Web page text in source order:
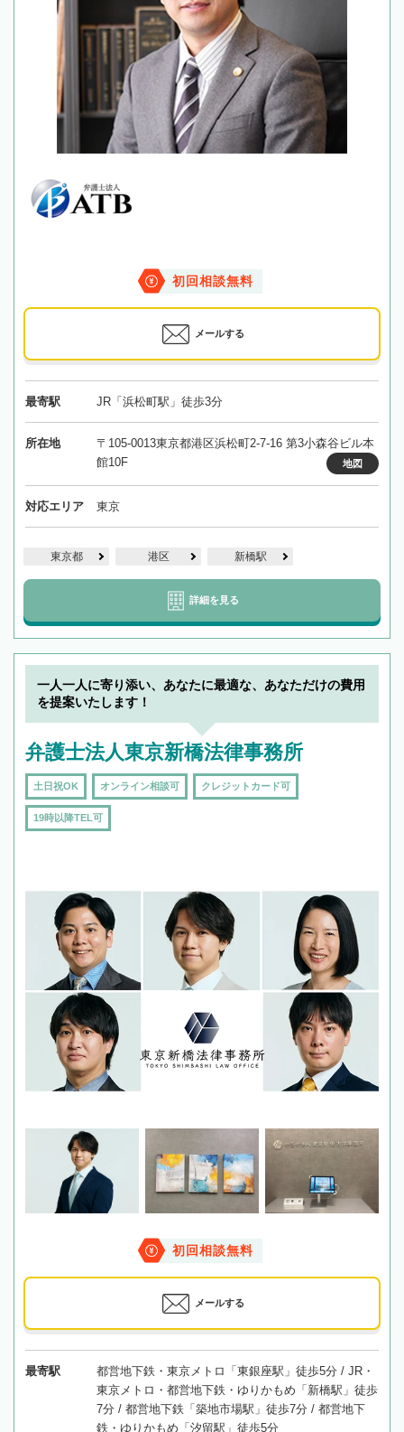
初回相談無料
メールする
最寄駅 JR「浜松町駅」徒歩3分
所在地
〒105-0013東京都港区浜松町2-7-16 第3小森谷ビル本
館10F
地図
対応エリア 東京
東京都 港区 新橋駅
詳細を見る
一人一人に寄り添い、あなたに最適な、あなただけの費用
を提案いたします！
弁護士法人東京新橋法律事務所
土日祝OK オンライン相談可 クレジットカード可
19時以降TEL可
初回相談無料
メールする
最寄駅
都営地下鉄・東京メトロ「東銀座駅」徒歩5分 / JR・
東京メトロ・都営地下鉄・ゆりかもめ「新橋駅」徒歩
7分 / 都営地下鉄「築地市場駅」徒歩7分 / 都営地下
鉄・ゆりかもめ「汐留駅」徒歩5分